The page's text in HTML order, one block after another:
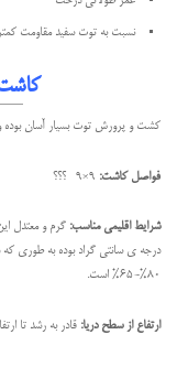
نسبت به توت سفید مقاومت
کشت و پرورش توت بسيار آسان بوده و
فواصل کاشت: 9×9 ؟؟؟
شرایط اقلیمی مناسب:
80%-65% است.
ارتفاع از سطح دریا: قادر به رشد تا ارتفاع 800 متر از سطح